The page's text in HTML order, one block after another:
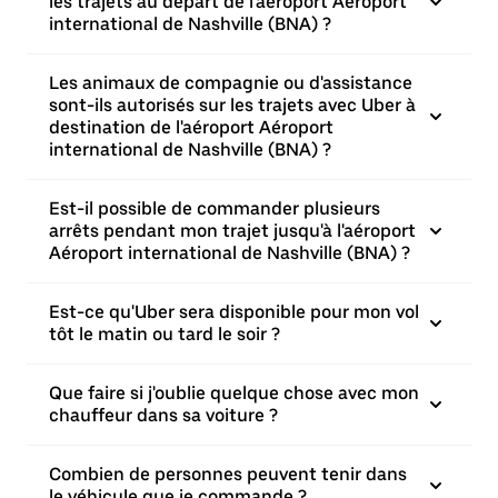
international de Nashville (BNA) ?
Les animaux de compagnie ou d'assistance
sont-ils autorisés sur les trajets avec Uber à
destination de l'aéroport Aéroport
international de Nashville (BNA) ?
Est-il possible de commander plusieurs
arrêts pendant mon trajet jusqu'à l'aéroport
Aéroport international de Nashville (BNA) ?
Est-ce qu'Uber sera disponible pour mon vol
tôt le matin ou tard le soir ?
Que faire si j'oublie quelque chose avec mon
chauffeur dans sa voiture ?
Combien de personnes peuvent tenir dans